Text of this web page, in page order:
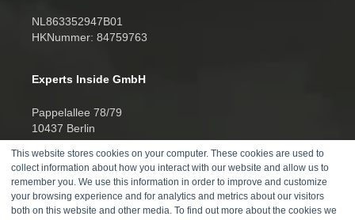
This website stores cookies on your computer. These cookies are used to
collect information about how you interact with our website and allow us to
remember you. We use this information in order to improve and customize
your browsing experience and for analytics and metrics about our visitors
both on this website and other media. To find out more about the cookies we
NL863352947B01
HKNummer: 84759763
Experts Inside GmbH
Pappelallee 78/79
10437 Berlin
HRB 277388
UID DE457701178
Telefon: